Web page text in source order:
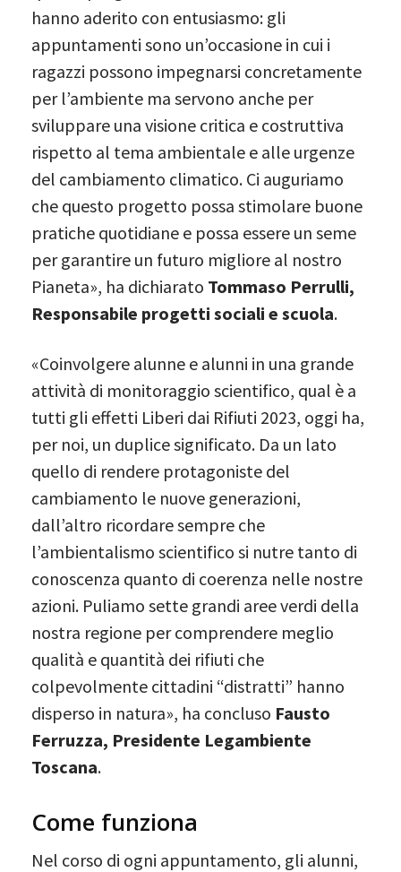
hanno aderito con entusiasmo: gli
appuntamenti sono un’occasione in cui i
ragazzi possono impegnarsi concretamente
per l’ambiente ma servono anche per
sviluppare una visione critica e costruttiva
rispetto al tema ambientale e alle urgenze
del cambiamento climatico. Ci auguriamo
che questo progetto possa stimolare buone
pratiche quotidiane e possa essere un seme
per garantire un futuro migliore al nostro
Pianeta», ha dichiarato Tommaso Perrulli,
Responsabile progetti sociali e scuola.
«Coinvolgere alunne e alunni in una grande
attività di monitoraggio scientifico, qual è a
tutti gli effetti Liberi dai Rifiuti 2023, oggi ha,
per noi, un duplice significato. Da un lato
quello di rendere protagoniste del
cambiamento le nuove generazioni,
dall’altro ricordare sempre che
l’ambientalismo scientifico si nutre tanto di
conoscenza quanto di coerenza nelle nostre
azioni. Puliamo sette grandi aree verdi della
nostra regione per comprendere meglio
qualità e quantità dei rifiuti che
colpevolmente cittadini “distratti” hanno
disperso in natura», ha concluso Fausto
Ferruzza, Presidente Legambiente
Toscana.
Come funziona
Nel corso di ogni appuntamento, gli alunni,